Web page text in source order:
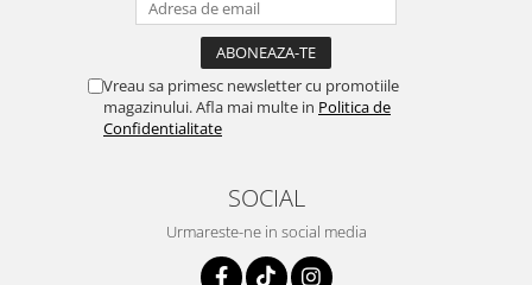
Vreau sa primesc newsletter cu promotiile
magazinului. Afla mai multe in Politica de
Confidentialitate
SOCIAL
Urmareste-ne in social media